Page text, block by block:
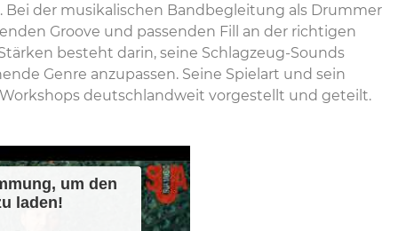
Bei der musikalischen Bandbegleitung als Drummer
Groove und passenden Fill an der richtigen
besteht darin, seine Schlagzeug-Sounds
Genre anzupassen. Seine Spielart und sein
deutschlandweit vorgestellt und geteilt.
um den
laden!